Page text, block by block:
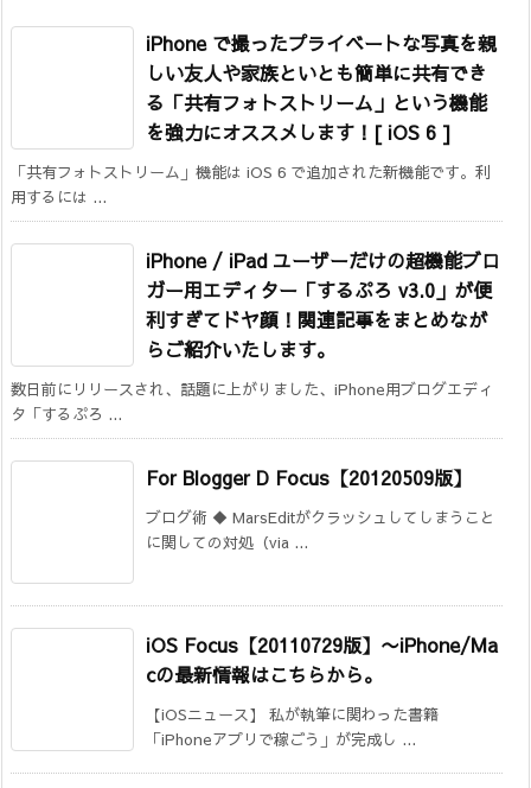
iPhone で撮ったプライベートな写真を親
しい友人や家族といとも簡単に共有でき
る「共有フォトストリーム」という機能
を強力にオススメします！[ iOS 6 ]
「共有フォトストリーム」機能は iOS 6 で追加された新機能です。利
用するには ...
iPhone / iPad ユーザーだけの超機能ブロ
ガー用エディター「するぷろ v3.0」が便
利すぎてドヤ顔！関連記事をまとめなが
らご紹介いたします。
数日前にリリースされ、話題に上がりました、iPhone用ブログエディ
タ「するぷろ ...
For Blogger D Focus【20120509版】
ブログ術 ◆ MarsEditがクラッシュしてしまうこと
に関しての対処（via ...
iOS Focus【20110729版】 〜iPhone/Ma
cの最新情報はこちらから。
【iOSニュース】 私が執筆に関わった書籍
「iPhoneアプリで稼ごう」が完成し ...